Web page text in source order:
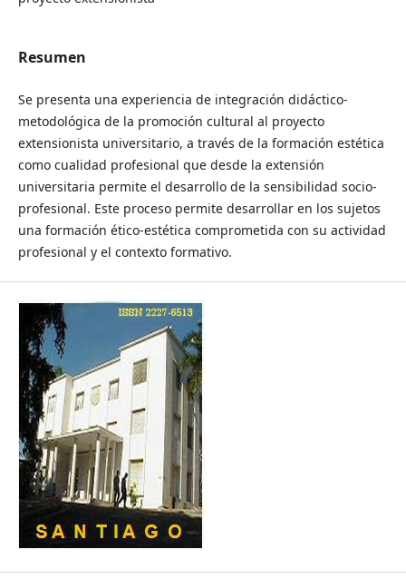
Resumen
Se presenta una experiencia de integración didáctico-
metodológica de la promoción cultural al proyecto
extensionista universitario, a través de la formación estética
como cualidad profesional que desde la extensión
universitaria permite el desarrollo de la sensibilidad socio-
profesional. Este proceso permite desarrollar en los sujetos
una formación ético-estética comprometida con su actividad
profesional y el contexto formativo.